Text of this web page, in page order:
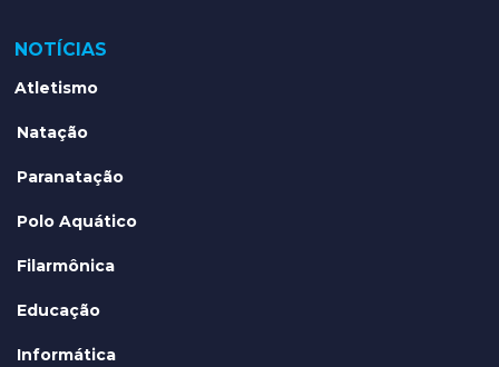
NOTÍCIAS
Atletismo
Natação
Paranatação
Polo Aquático
Filarmônica
Educação
Informática